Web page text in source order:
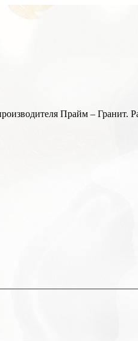
Прайм – Гранит.